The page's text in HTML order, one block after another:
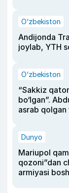
O‘zbekiston
Andijonda
joylab, YTH
O‘zbekiston
“Sakkiz
bo‘lgan”.
asrab qolgan
Dunyo
Mariupol
qozoni”dan
armiyasi